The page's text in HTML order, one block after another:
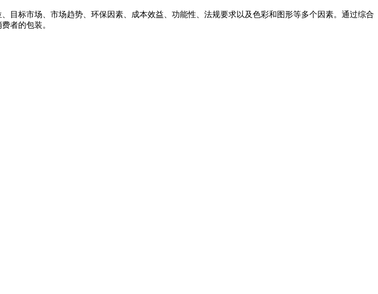
目标市场、市场趋势、环保因素、成本效益、功能性、法规要求以及色彩和图形等多个因素。通过综合
者的包装。